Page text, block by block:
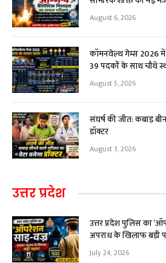
August 6, 2026
कॉमनवेल्थ गेम्स 2026 में
39 पदकों के साथ चौथे
August 5, 2026
संघर्ष की जीत: कबाड़
डॉक्टर
August 3, 2026
उत्तर प्रदेश
उत्तर प्रदेश पुलिस का
अपराध के खिलाफ बड़ी
July 24, 2026